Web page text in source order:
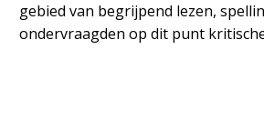
gebied van begrijpend lezen,
ondervraagden op dit punt